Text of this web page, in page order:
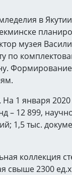
в
музея
по
На 1 января
– 12 899,
1,5 тыс.
коллекция
свыше 2300